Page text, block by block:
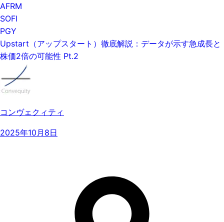
AFRM
SOFI
PGY
Upstart（アップスタート）徹底解説：データが示す急成長と
株価2倍の可能性 Pt.2
コンヴェクィティ
2025年10月8日